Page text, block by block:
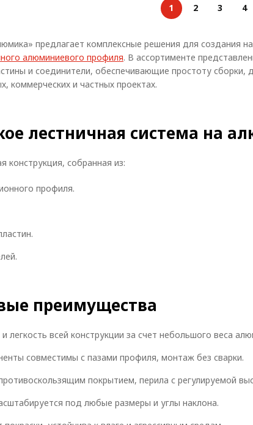
1 2 3 4
предлагает комплексные решения для создания
алюминиевого профиля. В ассортименте
и соединители, обеспечивающие простоту сборки,
коммерческих и частных проектах.
лестничная система на
конструкция, собранная из:
профиля.
преимущества
легкость всей конструкции за счет небольшого веса
совместимы с пазами профиля, монтаж без сварки.
покрытием, перила с регулируемой
под любые размеры и углы наклона.